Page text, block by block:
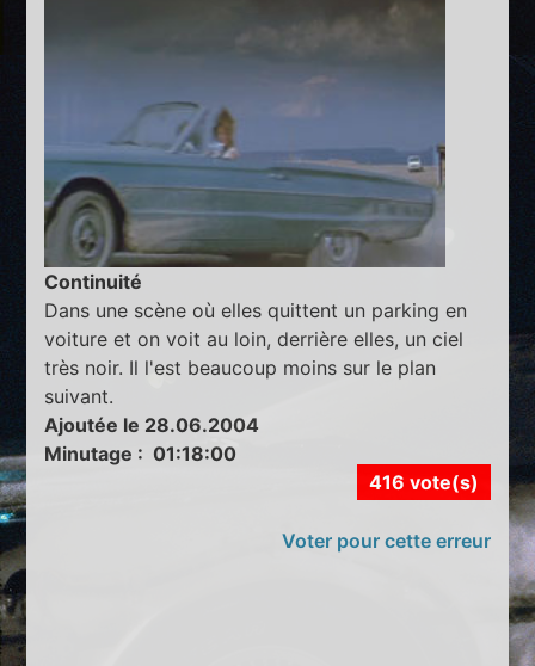
Continuité
Dans une scène où elles quittent un parking en
voiture et on voit au loin, derrière elles, un ciel
très noir. Il l'est beaucoup moins sur le plan
suivant.
Ajoutée le 28.06.2004
Minutage : 01:18:00
416 vote(s)
Voter pour cette erreur